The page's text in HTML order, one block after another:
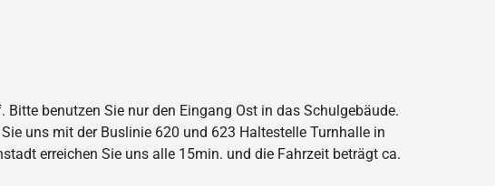
benutzen Sie nur den Eingang Ost in das Schulgebäude.
uns mit der Buslinie 620 und 623 Haltestelle Turnhalle in
erreichen Sie uns alle 15min. und die Fahrzeit beträgt ca.